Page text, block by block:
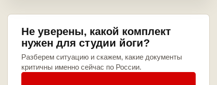
Не уверены, какой комплект
нужен для студии йоги?
Разберем ситуацию и скажем, какие документы
критичны именно сейчас по России.